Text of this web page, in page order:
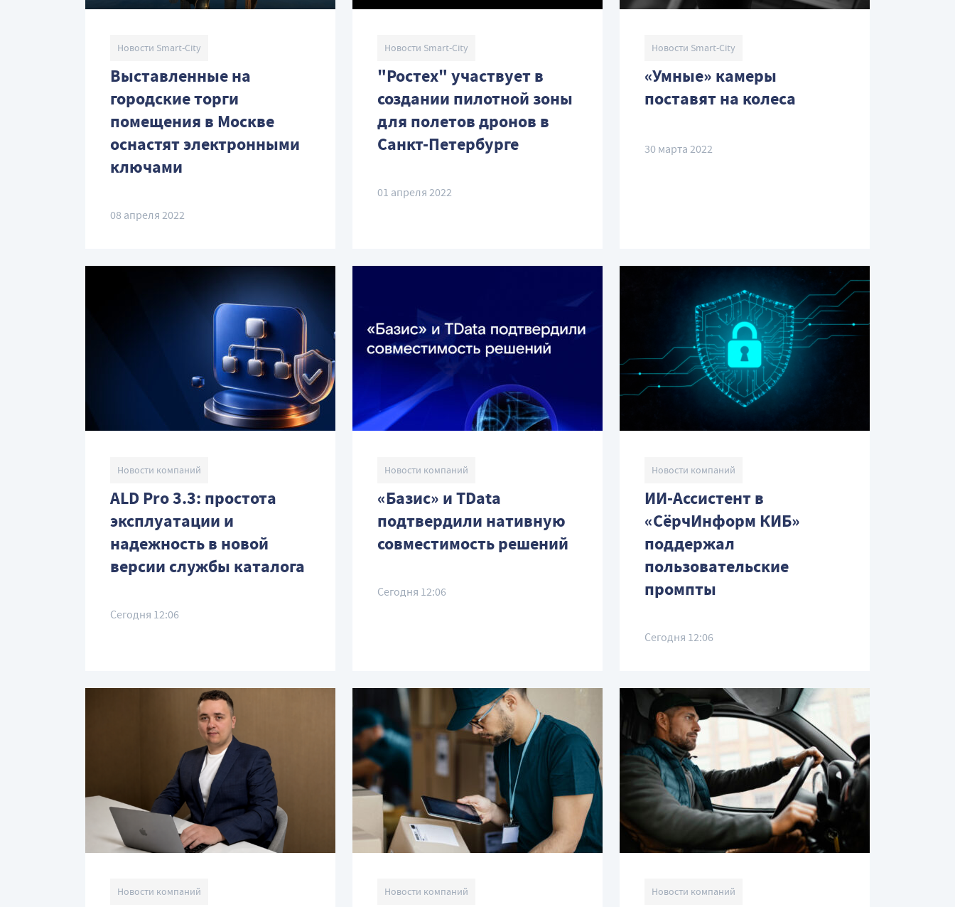
Новости Smart-City
Выставленные на
городские торги
помещения в Москве
оснастят электронными
ключами
08 апреля 2022
Новости Smart-City
"Ростех" участвует в
создании пилотной зоны
для полетов дронов в
Санкт-Петербурге
01 апреля 2022
Новости Smart-City
«Умные» камеры
поставят на колеса
30 марта 2022
Новости компаний
ALD Pro 3.3: простота
эксплуатации и
надежность в новой
версии службы каталога
Сегодня 12:06
Новости компаний
«Базис» и TData
подтвердили нативную
совместимость решений
Сегодня 12:06
Новости компаний
ИИ-Ассистент в
«СёрчИнформ КИБ»
поддержал
пользовательские
промпты
Сегодня 12:06
Новости компаний Новости компаний Новости компаний